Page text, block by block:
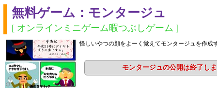
無料ゲーム：モンタージュ
[ オンラインミニゲーム暇つぶしゲーム ]
怪しいやつの顔をよーく覚えてモンタージュを作成
モンタージュの公開は終了し